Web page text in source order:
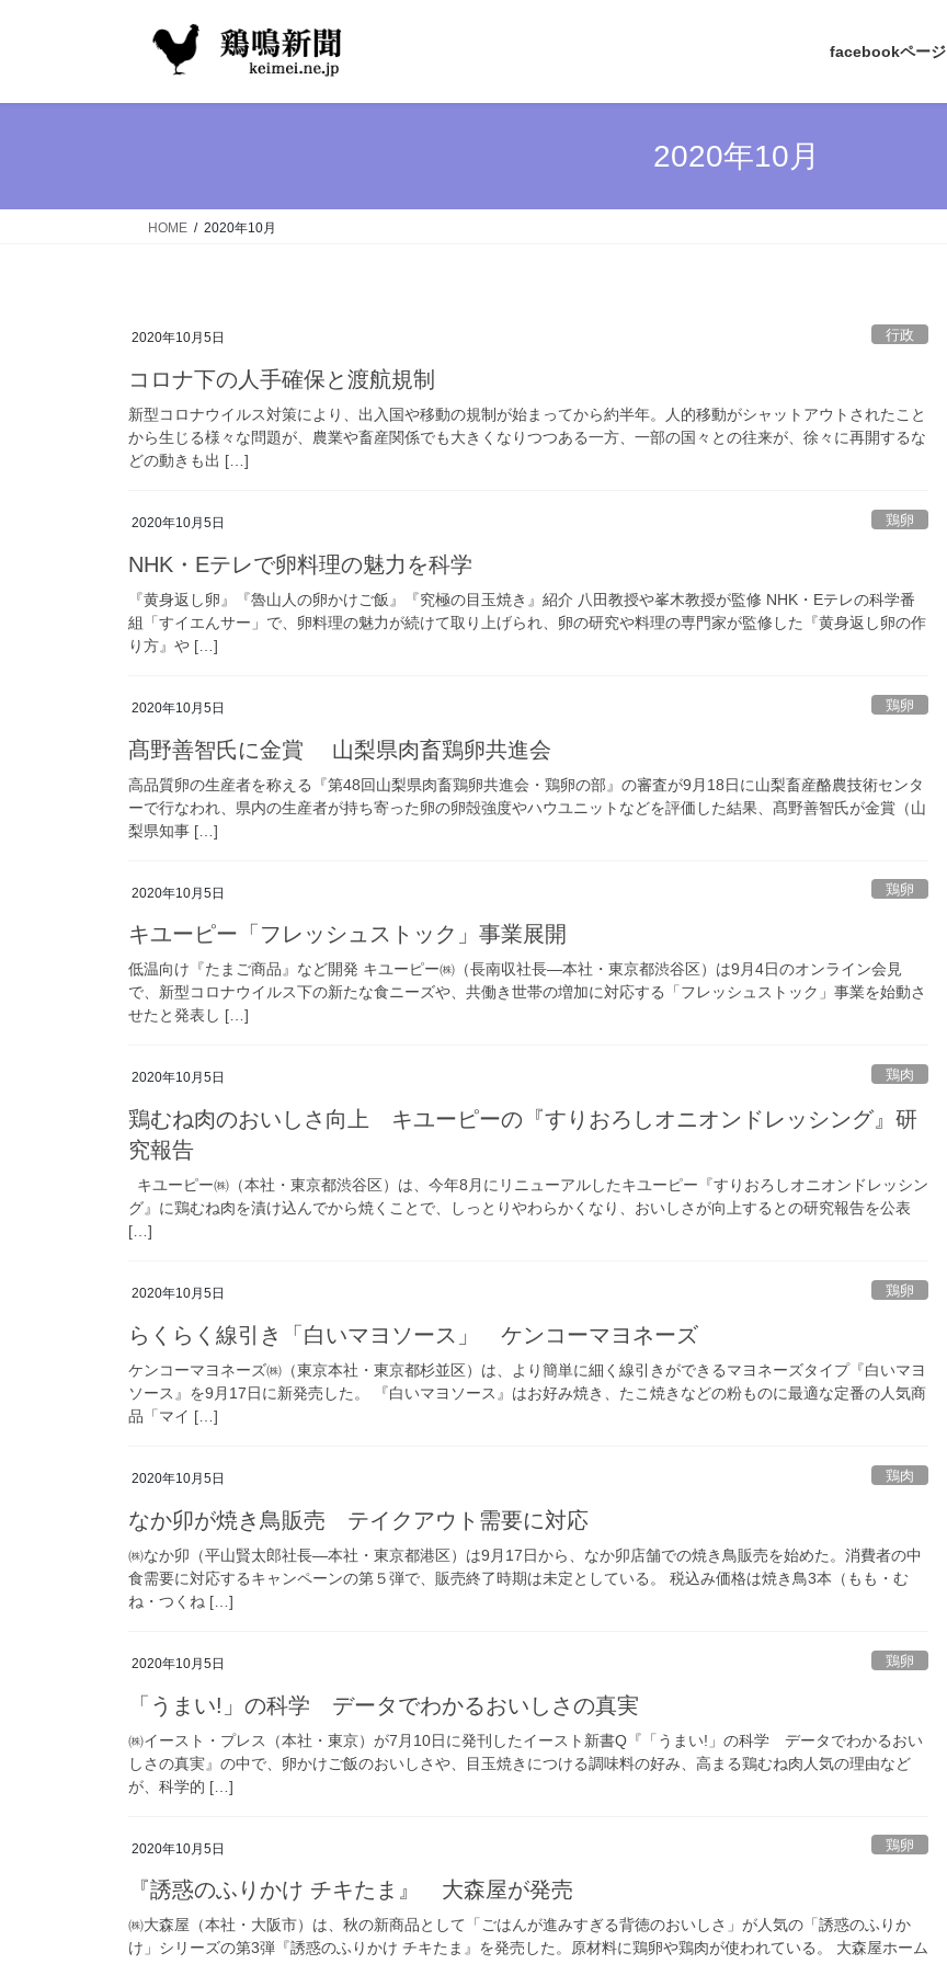
facebookページ
2020年10月
HOME 2020年10月
2020年10月5日 行政
コロナ下の人手確保と渡航規制
新型コロナウイルス対策により、出入国や移動の規制が始まってから約半年。人的移動がシャットアウトされたこと
から生じる様々な問題が、農業や畜産関係でも大きくなりつつある一方、一部の国々との往来が、徐々に再開するな
どの動きも出 […]
2020年10月5日 鶏卵
NHK・Eテレで卵料理の魅力を科学
『黄身返し卵』『魯山人の卵かけご飯』『究極の目玉焼き』紹介 八田教授や峯木教授が監修 NHK・Eテレの科学番
組「すイエんサー」で、卵料理の魅力が続けて取り上げられ、卵の研究や料理の専門家が監修した『黄身返し卵の作
り方』や […]
2020年10月5日 鶏卵
髙野善智氏に金賞 山梨県肉畜鶏卵共進会
高品質卵の生産者を称える『第48回山梨県肉畜鶏卵共進会・鶏卵の部』の審査が9月18日に山梨畜産酪農技術センタ
ーで行なわれ、県内の生産者が持ち寄った卵の卵殻強度やハウユニットなどを評価した結果、髙野善智氏が金賞（山
梨県知事 […]
2020年10月5日 鶏卵
キユーピー「フレッシュストック」事業展開
低温向け『たまご商品』など開発 キユーピー㈱（長南収社長―本社・東京都渋谷区）は9月4日のオンライン会見
で、新型コロナウイルス下の新たな食ニーズや、共働き世帯の増加に対応する「フレッシュストック」事業を始動さ
せたと発表し […]
2020年10月5日 鶏肉
鶏むね肉のおいしさ向上 キユーピーの『すりおろしオニオンドレッシング』研
究報告
キユーピー㈱（本社・東京都渋谷区）は、今年8月にリニューアルしたキユーピー『すりおろしオニオンドレッシン
グ』に鶏むね肉を漬け込んでから焼くことで、しっとりやわらかくなり、おいしさが向上するとの研究報告を公表
[…]
2020年10月5日 鶏卵
らくらく線引き「白いマヨソース」 ケンコーマヨネーズ
ケンコーマヨネーズ㈱（東京本社・東京都杉並区）は、より簡単に細く線引きができるマヨネーズタイプ『白いマヨ
ソース』を9月17日に新発売した。 『白いマヨソース』はお好み焼き、たこ焼きなどの粉ものに最適な定番の人気商
品「マイ […]
2020年10月5日 鶏肉
なか卯が焼き鳥販売 テイクアウト需要に対応
㈱なか卯（平山賢太郎社長―本社・東京都港区）は9月17日から、なか卯店舗での焼き鳥販売を始めた。消費者の中
食需要に対応するキャンペーンの第５弾で、販売終了時期は未定としている。 税込み価格は焼き鳥3本（もも・む
ね・つくね […]
2020年10月5日 鶏卵
「うまい!」の科学 データでわかるおいしさの真実
㈱イースト・プレス（本社・東京）が7月10日に発刊したイースト新書Q『「うまい!」の科学 データでわかるおい
しさの真実』の中で、卵かけご飯のおいしさや、目玉焼きにつける調味料の好み、高まる鶏むね肉人気の理由など
が、科学的 […]
2020年10月5日 鶏卵
『誘惑のふりかけ チキたま』 大森屋が発売
㈱大森屋（本社・大阪市）は、秋の新商品として「ごはんが進みすぎる背徳のおいしさ」が人気の「誘惑のふりか
け」シリーズの第3弾『誘惑のふりかけ チキたま』を発売した。原材料に鶏卵や鶏肉が使われている。 大森屋ホーム